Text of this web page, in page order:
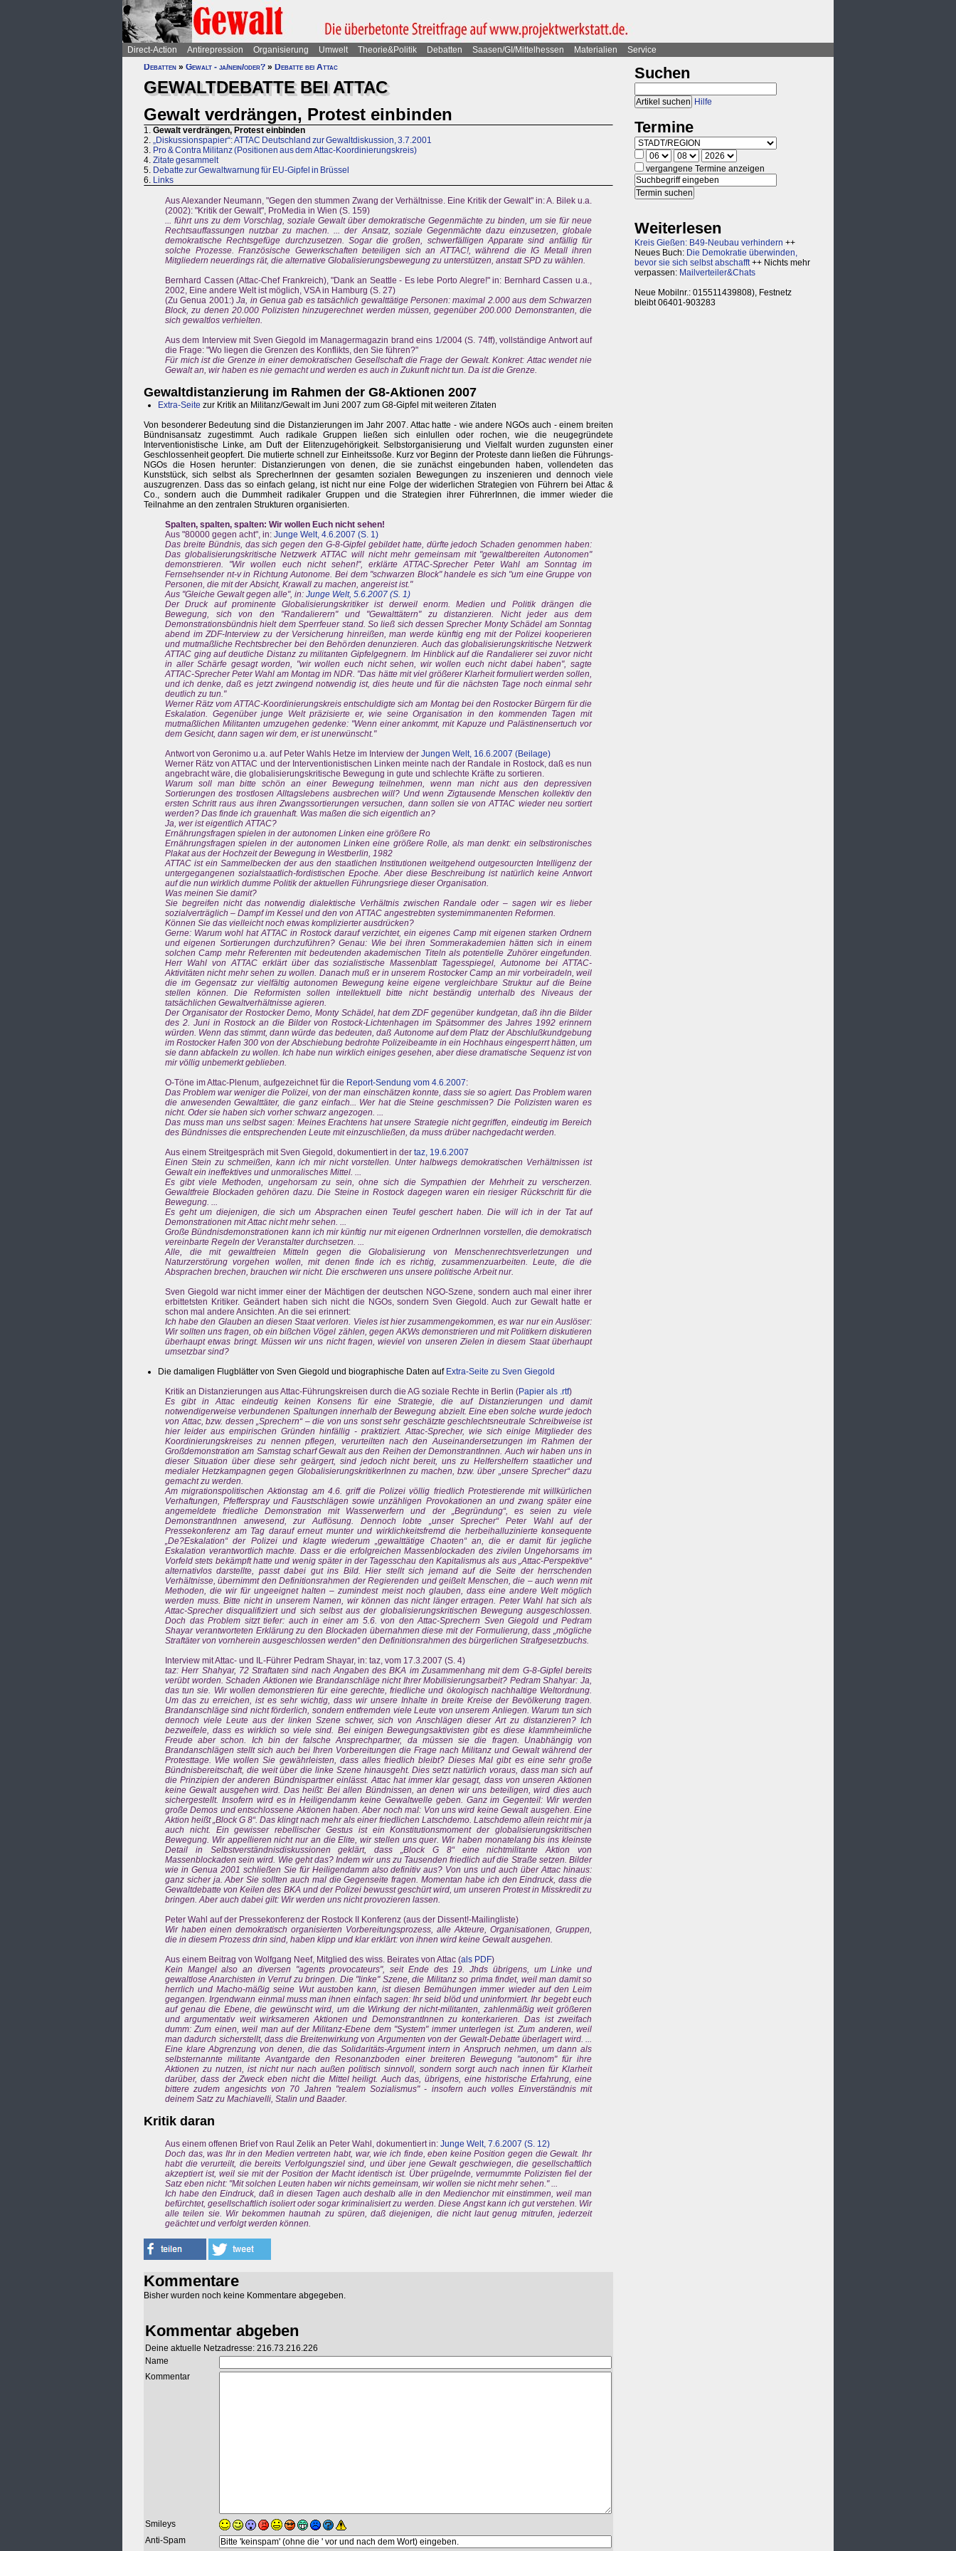
Direct-Action Antirepression Organisierung Umwelt Theorie&Politik Debatten Saasen/GI/Mittelhessen Materialien
Service
Debatten » Gewalt - ja/nein/oder? » Debatte bei Attac
GEWALTDEBATTE BEI ATTAC
Gewalt verdrängen, Protest einbinden
1. Gewalt verdrängen, Protest einbinden
2. „Diskussionspapier“: ATTAC Deutschland zur Gewaltdiskussion, 3.7.2001
3. Pro & Contra Militanz (Positionen aus dem Attac-Koordinierungskreis)
4. Zitate gesammelt
5. Debatte zur Gewaltwarnung für EU-Gipfel in Brüssel
6. Links
Aus Alexander Neumann, "Gegen den stummen Zwang der Verhältnisse. Eine Kritik der Gewalt" in: A. Bilek u.a.
(2002): "Kritik der Gewalt", ProMedia in Wien (S. 159)
... führt uns zu dem Vorschlag, soziale Gewalt über demokratische Gegenmächte zu binden, um sie für neue
Rechtsauffassungen nutzbar zu machen. ... der Ansatz, soziale Gegenmächte dazu einzusetzen, globale
demokratische Rechtsgefüge durchzusetzen. Sogar die großen, schwerfälligen Apparate sind anfällig für
solche Prozesse. Französische Gewerkschaften beteiligen sich an ATTAC!, während die IG Metall ihren
Mitgliedern neuerdings rät, die alternative Globalisierungsbewegung zu unterstützen, anstatt SPD zu wählen.
Bernhard Cassen (Attac-Chef Frankreich), "Dank an Seattle - Es lebe Porto Alegre!" in: Bernhard Cassen u.a.,
2002, Eine andere Welt ist möglich, VSA in Hamburg (S. 27)
(Zu Genua 2001:)Ja, in Genua gab es tatsächlich gewalttätige Personen: maximal 2.000 aus dem Schwarzen
Block, zu denen 20.000 Polizisten hinzugerechnet werden müssen, gegenüber 200.000 Demonstranten, die
sich gewaltlos verhielten.
Aus dem Interview mit Sven Giegold im Managermagazin brand eins 1/2004 (S. 74ff), vollständige Antwort auf
die Frage: "Wo liegen die Grenzen des Konflikts, den Sie führen?"
Für mich ist die Grenze in einer demokratischen Gesellschaft die Frage der Gewalt. Konkret: Attac wendet nie
Gewalt an, wir haben es nie gemacht und werden es auch in Zukunft nicht tun. Da ist die Grenze.
Gewaltdistanzierung im Rahmen der G8-Aktionen 2007
Extra-Seite zur Kritik an Militanz/Gewalt im Juni 2007 zum G8-Gipfel mit weiteren Zitaten
Von besonderer Bedeutung sind die Distanzierungen im Jahr 2007. Attac hatte - wie andere NGOs auch - einem breiten
Bündnisansatz zugestimmt. Auch radikale Gruppen ließen sich einlullen oder rochen, wie die neugegründete
Interventionistische Linke, am Duft der Elitenzugehörigkeit. Selbstorganisierung und Vielfalt wurden zugunsten einer
Geschlossenheit geopfert. Die mutierte schnell zur Einheitssoße. Kurz vor Beginn der Proteste dann ließen die Führungs-
NGOs die Hosen herunter: Distanzierungen von denen, die sie zunächst eingebunden haben, vollendeten das
Kunststück, sich selbst als SprecherInnen der gesamten sozialen Bewegungen zu inszenieren und dennoch viele
auszugrenzen. Dass das so einfach gelang, ist nicht nur eine Folge der widerlichen Strategien von Führern bei Attac &
Co., sondern auch die Dummheit radikaler Gruppen und die Strategien ihrer FührerInnen, die immer wieder die
Teilnahme an den zentralen Strukturen organisierten.
Spalten, spalten, spalten: Wir wollen Euch nicht sehen!
Aus "80000 gegen acht", in: Junge Welt, 4.6.2007 (S. 1)
Das breite Bündnis, das sich gegen den G-8-Gipfel gebildet hatte, dürfte jedoch Schaden genommen haben:
Das globalisierungskritische Netzwerk ATTAC will nicht mehr gemeinsam mit "gewaltbereiten Autonomen"
demonstrieren. "Wir wollen euch nicht sehen!", erklärte ATTAC-Sprecher Peter Wahl am Sonntag im
Fernsehsender nt-v in Richtung Autonome. Bei dem "schwarzen Block" handele es sich "um eine Gruppe von
Personen, die mit der Absicht, Krawall zu machen, angereist ist."
Aus "Gleiche Gewalt gegen alle", in: Junge Welt, 5.6.2007 (S. 1)
Der Druck auf prominente Globalisierungskritiker ist derweil enorm. Medien und Politik drängen die
Bewegung, sich von den "Randalierern" und "Gewalttätern" zu distanzieren. Nicht jeder aus dem
Demonstrationsbündnis hielt dem Sperrfeuer stand. So ließ sich dessen Sprecher Monty Schädel am Sonntag
abend im ZDF-Interview zu der Versicherung hinreißen, man werde künftig eng mit der Polizei kooperieren
und mutmaßliche Rechtsbrecher bei den Behörden denunzieren. Auch das globalisierungskritische Netzwerk
ATTAC ging auf deutliche Distanz zu militanten Gipfelgegnern. Im Hinblick auf die Randalierer sei zuvor nicht
in aller Schärfe gesagt worden, "wir wollen euch nicht sehen, wir wollen euch nicht dabei haben", sagte
ATTAC-Sprecher Peter Wahl am Montag im NDR. "Das hätte mit viel größerer Klarheit formuliert werden sollen,
und ich denke, daß es jetzt zwingend notwendig ist, dies heute und für die nächsten Tage noch einmal sehr
deutlich zu tun."
Werner Rätz vom ATTAC-Koordinierungskreis entschuldigte sich am Montag bei den Rostocker Bürgern für die
Eskalation. Gegenüber junge Welt präzisierte er, wie seine Organisation in den kommenden Tagen mit
mutmaßlichen Militanten umzugehen gedenke: "Wenn einer ankommt, mit Kapuze und Palästinensertuch vor
dem Gesicht, dann sagen wir dem, er ist unerwünscht."
Antwort von Geronimo u.a. auf Peter Wahls Hetze im Interview der Jungen Welt, 16.6.2007 (Beilage)
Werner Rätz von ATTAC und der Interventionistischen Linken meinte nach der Randale in Rostock, daß es nun
angebracht wäre, die globalisierungskritische Bewegung in gute und schlechte Kräfte zu sortieren.
Warum soll man bitte schön an einer Bewegung teilnehmen, wenn man nicht aus den depressiven
Sortierungen des trostlosen Alltagslebens ausbrechen will? Und wenn Zigtausende Menschen kollektiv den
ersten Schritt raus aus ihren Zwangssortierungen versuchen, dann sollen sie von ATTAC wieder neu sortiert
werden? Das finde ich grauenhaft. Was maßen die sich eigentlich an?
Ja, wer ist eigentlich ATTAC?
Ernährungsfragen spielen in der autonomen Linken eine größere Ro
Ernährungsfragen spielen in der autonomen Linken eine größere Rolle, als man denkt: ein selbstironisches
Plakat aus der Hochzeit der Bewegung in Westberlin, 1982
ATTAC ist ein Sammelbecken der aus den staatlichen Institutionen weitgehend outgesourcten Intelligenz der
untergegangenen sozialstaatlich-fordistischen Epoche. Aber diese Beschreibung ist natürlich keine Antwort
auf die nun wirklich dumme Politik der aktuellen Führungsriege dieser Organisation.
Was meinen Sie damit?
Sie begreifen nicht das notwendig dialektische Verhältnis zwischen Randale oder – sagen wir es lieber
sozialverträglich – Dampf im Kessel und den von ATTAC angestrebten systemimmanenten Reformen.
Können Sie das vielleicht noch etwas komplizierter ausdrücken?
Gerne: Warum wohl hat ATTAC in Rostock darauf verzichtet, ein eigenes Camp mit eigenen starken Ordnern
und eigenen Sortierungen durchzuführen? Genau: Wie bei ihren Sommerakademien hätten sich in einem
solchen Camp mehr Referenten mit bedeutenden akademischen Titeln als potentielle Zuhörer eingefunden.
Herr Wahl von ATTAC erklärt über das sozialistische Massenblatt Tagesspiegel, Autonome bei ATTAC-
Aktivitäten nicht mehr sehen zu wollen. Danach muß er in unserem Rostocker Camp an mir vorbeiradeln, weil
die im Gegensatz zur vielfältig autonomen Bewegung keine eigene vergleichbare Struktur auf die Beine
stellen können. Die Reformisten sollen intellektuell bitte nicht beständig unterhalb des Niveaus der
tatsächlichen Gewaltverhältnisse agieren.
Der Organisator der Rostocker Demo, Monty Schädel, hat dem ZDF gegenüber kundgetan, daß ihn die Bilder
des 2. Juni in Rostock an die Bilder von Rostock-Lichtenhagen im Spätsommer des Jahres 1992 erinnern
würden. Wenn das stimmt, dann würde das bedeuten, daß Autonome auf dem Platz der Abschlußkundgebung
im Rostocker Hafen 300 von der Abschiebung bedrohte Polizeibeamte in ein Hochhaus eingesperrt hätten, um
sie dann abfackeln zu wollen. Ich habe nun wirklich einiges gesehen, aber diese dramatische Sequenz ist von
mir völlig unbemerkt geblieben.
O-Töne im Attac-Plenum, aufgezeichnet für die Report-Sendung vom 4.6.2007:
Das Problem war weniger die Polizei, von der man einschätzen konnte, dass sie so agiert. Das Problem waren
die anwesenden Gewalttäter, die ganz einfach... Wer hat die Steine geschmissen? Die Polizisten waren es
nicht. Oder sie haben sich vorher schwarz angezogen. ...
Das muss man uns selbst sagen: Meines Erachtens hat unsere Strategie nicht gegriffen, eindeutig im Bereich
des Bündnisses die entsprechenden Leute mit einzuschließen, da muss drüber nachgedacht werden.
Aus einem Streitgespräch mit Sven Giegold, dokumentiert in der taz, 19.6.2007
Einen Stein zu schmeißen, kann ich mir nicht vorstellen. Unter halbwegs demokratischen Verhältnissen ist
Gewalt ein ineffektives und unmoralisches Mittel. ...
Es gibt viele Methoden, ungehorsam zu sein, ohne sich die Sympathien der Mehrheit zu verscherzen.
Gewaltfreie Blockaden gehören dazu. Die Steine in Rostock dagegen waren ein riesiger Rückschritt für die
Bewegung. ...
Es geht um diejenigen, die sich um Absprachen einen Teufel geschert haben. Die will ich in der Tat auf
Demonstrationen mit Attac nicht mehr sehen. ...
Große Bündnisdemonstrationen kann ich mir künftig nur mit eigenen OrdnerInnen vorstellen, die demokratisch
vereinbarte Regeln der Veranstalter durchsetzen. ...
Alle, die mit gewaltfreien Mitteln gegen die Globalisierung von Menschenrechtsverletzungen und
Naturzerstörung vorgehen wollen, mit denen finde ich es richtig, zusammenzuarbeiten. Leute, die die
Absprachen brechen, brauchen wir nicht. Die erschweren uns unsere politische Arbeit nur.
Sven Giegold war nicht immer einer der Mächtigen der deutschen NGO-Szene, sondern auch mal einer ihrer
erbittetsten Kritiker. Geändert haben sich nicht die NGOs, sondern Sven Giegold. Auch zur Gewalt hatte er
schon mal andere Ansichten. An die sei erinnert:
Ich habe den Glauben an diesen Staat verloren. Vieles ist hier zusammengekommen, es war nur ein Auslöser:
Wir sollten uns fragen, ob ein bißchen Vögel zählen, gegen AKWs demonstrieren und mit Politikern diskutieren
überhaupt etwas bringt. Müssen wir uns nicht fragen, wieviel von unseren Zielen in diesem Staat überhaupt
umsetzbar sind?
Die damaligen Flugblätter von Sven Giegold und biographische Daten auf Extra-Seite zu Sven Giegold
Kritik an Distanzierungen aus Attac-Führungskreisen durch die AG soziale Rechte in Berlin (Papier als .rtf)
Es gibt in Attac eindeutig keinen Konsens für eine Strategie, die auf Distanzierungen und damit
notwendigerweise verbundenen Spaltungen innerhalb der Bewegung abzielt. Eine eben solche wurde jedoch
von Attac, bzw. dessen „Sprechern“ – die von uns sonst sehr geschätzte geschlechtsneutrale Schreibweise ist
hier leider aus empirischen Gründen hinfällig - praktiziert. Attac-Sprecher, wie sich einige Mitglieder des
Koordinierungskreises zu nennen pflegen, verurteilten nach den Auseinandersetzungen im Rahmen der
Großdemonstration am Samstag scharf Gewalt aus den Reihen der DemonstrantInnen. Auch wir haben uns in
dieser Situation über diese sehr geärgert, sind jedoch nicht bereit, uns zu Helfershelfern staatlicher und
medialer Hetzkampagnen gegen GlobalisierungskritikerInnen zu machen, bzw. über „unsere Sprecher“ dazu
gemacht zu werden.
Am migrationspolitischen Aktionstag am 4.6. griff die Polizei völlig friedlich Protestierende mit willkürlichen
Verhaftungen, Pfefferspray und Faustschlägen sowie unzähligen Provokationen an und zwang später eine
angemeldete friedliche Demonstration mit Wasserwerfern und der „Begründung“, es seien zu viele
DemonstrantInnen anwesend, zur Auflösung. Dennoch lobte „unser Sprecher“ Peter Wahl auf der
Pressekonferenz am Tag darauf erneut munter und wirklichkeitsfremd die herbeihalluzinierte konsequente
„De?Eskalation“ der Polizei und klagte wiederum „gewalttätige Chaoten“ an, die er damit für jegliche
Eskalation verantwortlich machte. Dass er die erfolgreichen Massenblockaden des zivilen Ungehorsams im
Vorfeld stets bekämpft hatte und wenig später in der Tagesschau den Kapitalismus als aus „Attac-Perspektive“
alternativlos darstellte, passt dabei gut ins Bild. Hier stellt sich jemand auf die Seite der herrschenden
Verhältnisse, übernimmt den Definitionsrahmen der Regierenden und geißelt Menschen, die – auch wenn mit
Methoden, die wir für ungeeignet halten – zumindest meist noch glauben, dass eine andere Welt möglich
werden muss. Bitte nicht in unserem Namen, wir können das nicht länger ertragen. Peter Wahl hat sich als
Attac-Sprecher disqualifiziert und sich selbst aus der globalisierungskritischen Bewegung ausgeschlossen.
Doch das Problem sitzt tiefer: auch in einer am 5.6. von den Attac-Sprechern Sven Giegold und Pedram
Shayar verantworteten Erklärung zu den Blockaden übernahmen diese mit der Formulierung, dass „mögliche
Straftäter von vornherein ausgeschlossen werden“ den Definitionsrahmen des bürgerlichen Strafgesetzbuchs.
Interview mit Attac- und IL-Führer Pedram Shayar, in: taz, vom 17.3.2007 (S. 4)
taz: Herr Shahyar, 72 Straftaten sind nach Angaben des BKA im Zusammenhang mit dem G-8-Gipfel bereits
verübt worden. Schaden Aktionen wie Brandanschläge nicht Ihrer Mobilisierungsarbeit? Pedram Shahyar: Ja,
das tun sie. Wir wollen demonstrieren für eine gerechte, friedliche und ökologisch nachhaltige Weltordnung.
Um das zu erreichen, ist es sehr wichtig, dass wir unsere Inhalte in breite Kreise der Bevölkerung tragen.
Brandanschläge sind nicht förderlich, sondern entfremden viele Leute von unserem Anliegen. Warum tun sich
dennoch viele Leute aus der linken Szene schwer, sich von Anschlägen dieser Art zu distanzieren? Ich
bezweifele, dass es wirklich so viele sind. Bei einigen Bewegungsaktivisten gibt es diese klammheimliche
Freude aber schon. Ich bin der falsche Ansprechpartner, da müssen sie die fragen. Unabhängig von
Brandanschlägen stellt sich auch bei Ihren Vorbereitungen die Frage nach Militanz und Gewalt während der
Protesttage. Wie wollen Sie gewährleisten, dass alles friedlich bleibt? Dieses Mal gibt es eine sehr große
Bündnisbereitschaft, die weit über die linke Szene hinausgeht. Dies setzt natürlich voraus, dass man sich auf
die Prinzipien der anderen Bündnispartner einlässt. Attac hat immer klar gesagt, dass von unseren Aktionen
keine Gewalt ausgehen wird. Das heißt: Bei allen Bündnissen, an denen wir uns beteiligen, wird dies auch
sichergestellt. Insofern wird es in Heiligendamm keine Gewaltwelle geben. Ganz im Gegenteil: Wir werden
große Demos und entschlossene Aktionen haben. Aber noch mal: Von uns wird keine Gewalt ausgehen. Eine
Aktion heißt „Block G 8“. Das klingt nach mehr als einer friedlichen Latschdemo. Latschdemo allein reicht mir ja
auch nicht. Ein gewisser rebellischer Gestus ist ein Konstitutionsmoment der globalisierungskritischen
Bewegung. Wir appellieren nicht nur an die Elite, wir stellen uns quer. Wir haben monatelang bis ins kleinste
Detail in Selbstverständnisdiskussionen geklärt, dass „Block G 8“ eine nichtmilitante Aktion von
Massenblockaden sein wird. Wie geht das? Indem wir uns zu Tausenden friedlich auf die Straße setzen. Bilder
wie in Genua 2001 schließen Sie für Heiligendamm also definitiv aus? Von uns und auch über Attac hinaus:
ganz sicher ja. Aber Sie sollten auch mal die Gegenseite fragen. Momentan habe ich den Eindruck, dass die
Gewaltdebatte von Keilen des BKA und der Polizei bewusst geschürt wird, um unseren Protest in Misskredit zu
bringen. Aber auch dabei gilt: Wir werden uns nicht provozieren lassen.
Peter Wahl auf der Pressekonferenz der Rostock II Konferenz (aus der Dissent!-Mailingliste)
Wir haben einen demokratisch organisierten Vorbereitungsprozess, alle Akteure, Organisationen, Gruppen,
die in diesem Prozess drin sind, haben klipp und klar erklärt: von ihnen wird keine Gewalt ausgehen.
Aus einem Beitrag von Wolfgang Neef, Mitglied des wiss. Beirates von Attac (als PDF)
Kein Mangel also an diversen "agents provocateurs", seit Ende des 19. Jhds übrigens, um Linke und
gewaltlose Anarchisten in Verruf zu bringen. Die "linke" Szene, die Militanz so prima findet, weil man damit so
herrlich und Macho-mäßig seine Wut austoben kann, ist diesen Bemühungen immer wieder auf den Leim
gegangen. Irgendwann einmal muss man ihnen einfach sagen: Ihr seid blöd und uninformiert. Ihr begebt euch
auf genau die Ebene, die gewünscht wird, um die Wirkung der nicht-militanten, zahlenmäßig weit größeren
und argumentativ weit wirksameren Aktionen und DemonstrantInnen zu konterkarieren. Das ist zweifach
dumm: Zum einen, weil man auf der Militanz-Ebene dem "System" immer unterlegen ist. Zum anderen, weil
man dadurch sicherstellt, dass die Breitenwirkung von Argumenten von der Gewalt-Debatte überlagert wird. ...
Eine klare Abgrenzung von denen, die das Solidaritäts-Argument intern in Anspruch nehmen, um dann als
selbsternannte militante Avantgarde den Resonanzboden einer breiteren Bewegung "autonom" für ihre
Aktionen zu nutzen, ist nicht nur nach außen politisch sinnvoll, sondern sorgt auch nach innen für Klarheit
darüber, dass der Zweck eben nicht die Mittel heiligt. Auch das, übrigens, eine historische Erfahrung, eine
bittere zudem angesichts von 70 Jahren "realem Sozialismus" - insofern auch volles Einverständnis mit
deinem Satz zu Machiavelli, Stalin und Baader.
Kritik daran
Aus einem offenen Brief von Raul Zelik an Peter Wahl, dokumentiert in: Junge Welt, 7.6.2007 (S. 12)
Doch das, was Ihr in den Medien vertreten habt, war, wie ich finde, eben keine Position gegen die Gewalt. Ihr
habt die verurteilt, die bereits Verfolgungsziel sind, und über jene Gewalt geschwiegen, die gesellschaftlich
akzeptiert ist, weil sie mit der Position der Macht identisch ist. Über prügelnde, vermummte Polizisten fiel der
Satz eben nicht: "Mit solchen Leuten haben wir nichts gemeinsam, wir wollen sie nicht mehr sehen." ...
Ich habe den Eindruck, daß in diesen Tagen auch deshalb alle in den Medienchor mit einstimmen, weil man
befürchtet, gesellschaftlich isoliert oder sogar kriminalisiert zu werden. Diese Angst kann ich gut verstehen. Wir
alle teilen sie. Wir bekommen hautnah zu spüren, daß diejenigen, die nicht laut genug mitrufen, jederzeit
geächtet und verfolgt werden können.
Kommentare
Bisher wurden noch keine Kommentare abgegeben.
Kommentar abgeben
Deine aktuelle Netzadresse: 216.73.216.226
Name
Kommentar
Smileys
Anti-Spam
Suchen
Hilfe
Termine
vergangene Termine anzeigen
Weiterlesen
Kreis Gießen: B49-Neubau verhindern ++
Neues Buch: Die Demokratie überwinden,
bevor sie sich selbst abschafft++ Nichts mehr
verpassen: Mailverteiler&Chats
Neue Mobilnr.: 015511439808), Festnetz
bleibt 06401-903283